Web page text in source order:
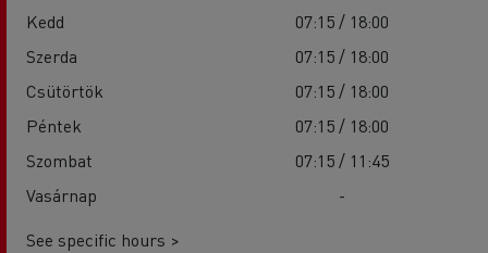
Kedd
07:15 / 18:00
Szerda
07:15 / 18:00
Csütörtök
07:15 / 18:00
Péntek
07:15 / 18:00
Szombat
07:15 / 11:45
Vasárnap
-
See specific hours >